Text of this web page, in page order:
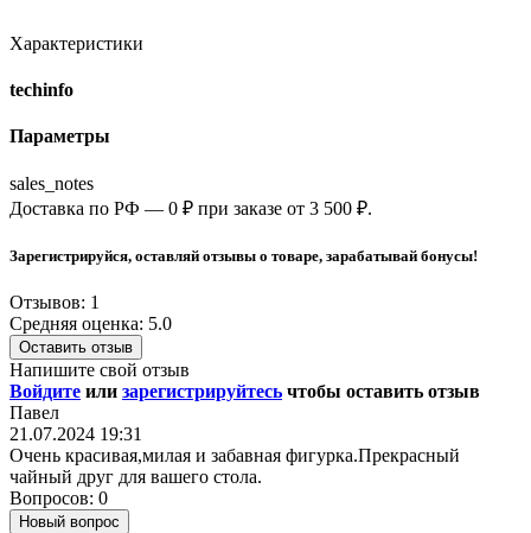
Характеристики
techinfo
Параметры
sales_notes
Доставка по РФ — 0 ₽ при заказе от 3 500 ₽.
Зарегистрируйся, оставляй отзывы о товаре, зарабатывай бонусы!
Отзывов: 1
Средняя оценка: 5.0
Оставить отзыв
Напишите свой отзыв
Войдите или зарегистрируйтесь чтобы оставить отзыв
Павел
21.07.2024 19:31
Очень красивая,милая и забавная фигурка.Прекрасный
чайный друг для вашего стола.
Вопросов: 0
Новый вопрос